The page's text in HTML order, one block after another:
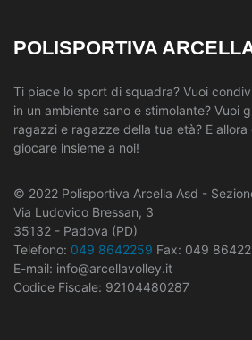
POLISPORTIVA
Ti piace lo sport di squadra? Vuoi
in un ambiente sano e stimolante? Vuoi
ragazzi e ragazze della tua età? E
giocare insieme a noi!
© 2022 Polisportiva Arcella Asd -
Via Ludovico Bressan, 3
35132 - Padova (PD)
Telefono: 049 8642259 Fax: 049
E-mail: info@arcellavolley.it
Codice Fiscale: 92104480287